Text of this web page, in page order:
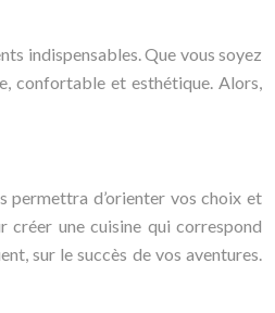
indispensables. Que vous soyez
confortable et esthétique. Alors,
permettra d’orienter vos choix et
créer une cuisine qui correspond
sur le succès de vos aventures.